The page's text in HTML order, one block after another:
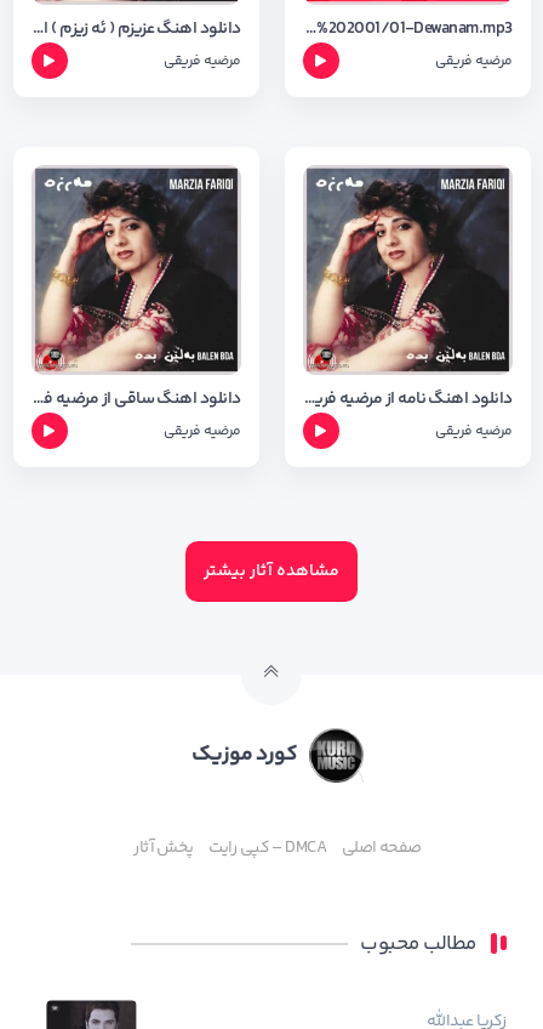
https://kordmosic.com/FullAlbum/Marzia%20Fariqi%20Mp3/Marzia%20fariqi%20-%20Dewanam%202001/01-Dewanam.mp3
مرضیه فریقی
دانلود اهنگ عزیزم ( ئه زیزم ) از مرضیه فریقی با کیفیت ۳۲۰ + شعر اهنگ
مرضیه فریقی
دانلود اهنگ نامه از مرضیه فریقی با کیفیت ۳۲۰ + شعر اهنگ
مرضیه فریقی
دانلود اهنگ ساقی از مرضیه فریقی + شعر اهنگ
مرضیه فریقی
مشاهده آثار بیشتر
کورد موزیک
صفحه اصلی DMCA – کپی رایت پخش آثار
مطالب محبوب
زکریا عبدالله